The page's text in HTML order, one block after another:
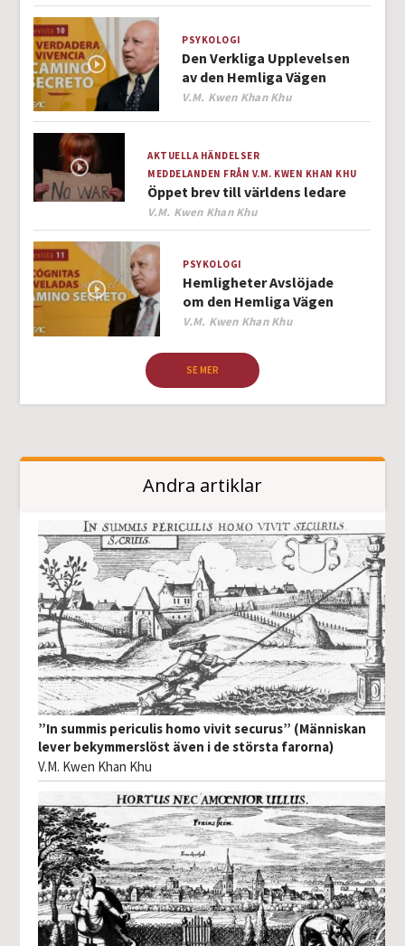
PSYKOLOGI
Den Verkliga Upplevelsen
av den Hemliga Vägen
Author
V.M. Kwen Khan Khu
AKTUELLA HÄNDELSER
MEDDELANDEN FRÅN V.M. KWEN KHAN KHU
Öppet brev till världens ledare
Author
V.M. Kwen Khan Khu
PSYKOLOGI
Hemligheter Avslöjade
om den Hemliga Vägen
Author
V.M. Kwen Khan Khu
SE MER
Andra artiklar
”In summis periculis homo vivit securus” (Människan
lever bekymmerslöst även i de största farorna)
V.M. Kwen Khan Khu